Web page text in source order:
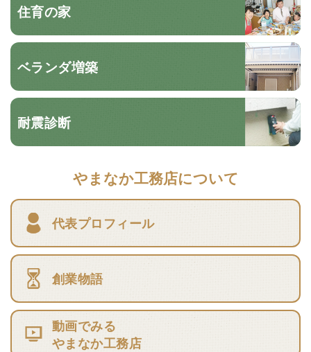
住育の家
ベランダ増築
耐震診断
やまなか工務店について
代表プロフィール
創業物語
動画でみる
やまなか工務店